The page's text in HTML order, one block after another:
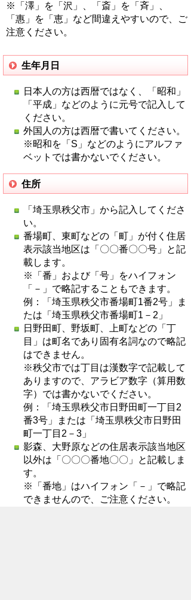
※「澤」を「沢」、「斎」を「斉」、
「惠」を「恵」など間違えやすいので、ご
注意ください。
生年月日
日本人の方は西暦ではなく、「昭和」
「平成」などのように元号で記入して
ください。
外国人の方は西暦で書いてください。
※昭和を「S」などのようにアルファ
ベットでは書かないでください。
住所
「埼玉県秩父市」から記入してくださ
い。
番場町、東町などの「町」が付く住居
表示該当地区は「〇〇番〇〇号」と記
載します。
※「番」および「号」をハイフォン
「－」で略記することもできます。
例：「埼玉県秩父市番場町1番2号」ま
たは「埼玉県秩父市番場町1－2」
日野田町、野坂町、上町などの「丁
目」は町名であり固有名詞なので略記
はできません。
※秩父市では丁目は漢数字で記載して
ありますので、アラビア数字（算用数
字）では書かないでください。
例：「埼玉県秩父市日野田町一丁目2
番3号」または「埼玉県秩父市日野田
町一丁目2－3」
影森、大野原などの住居表示該当地区
以外は「〇〇〇番地〇〇」と記載しま
す。
※「番地」はハイフォン「－」で略記
できませんので、ご注意ください。